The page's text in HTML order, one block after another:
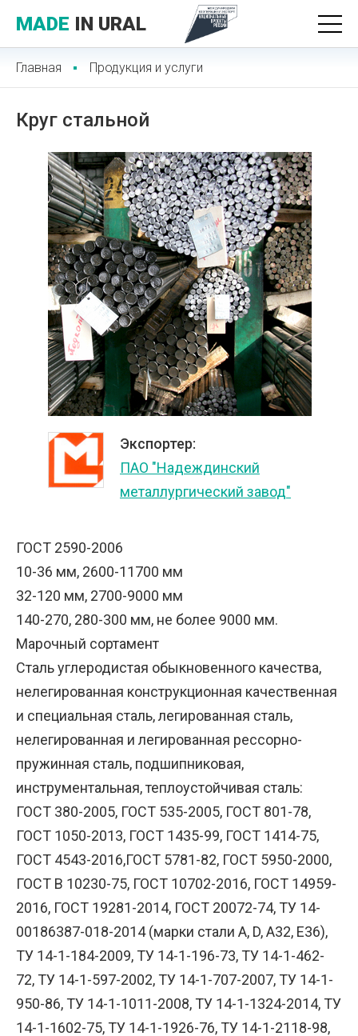
MADE IN URAL
Главная Продукция и услуги
Круг стальной
Экспортер:
ПАО "Надеждинский
металлургический завод"
ГОСТ 2590-2006
10-36 мм, 2600-11700 мм
32-120 мм, 2700-9000 мм
140-270, 280-300 мм, не более 9000 мм.
Марочный сортамент
Сталь углеродистая обыкновенного качества,
нелегированная конструкционная качественная
и специальная сталь, легированная сталь,
нелегированная и легированная рессорно-
пружинная сталь, подшипниковая,
инструментальная, теплоустойчивая сталь:
ГОСТ 380-2005, ГОСТ 535-2005, ГОСТ 801-78,
ГОСТ 1050-2013, ГОСТ 1435-99, ГОСТ 1414-75,
ГОСТ 4543-2016,ГОСТ 5781-82, ГОСТ 5950-2000,
ГОСТ В 10230-75, ГОСТ 10702-2016, ГОСТ 14959-
2016, ГОСТ 19281-2014, ГОСТ 20072-74, ТУ 14-
00186387-018-2014 (марки стали А, D, A32, E36),
ТУ 14-1-184-2009, ТУ 14-1-196-73, ТУ 14-1-462-
72, ТУ 14-1-597-2002, ТУ 14-1-707-2007, ТУ 14-1-
950-86, ТУ 14-1-1011-2008, ТУ 14-1-1324-2014, ТУ
14-1-1602-75, ТУ 14-1-1926-76, ТУ 14-1-2118-98,